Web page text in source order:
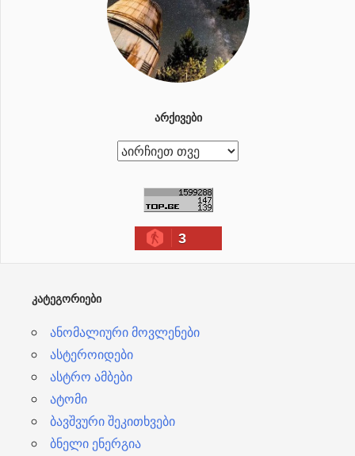
ᲐᲠᲥᲘᲕᲔᲑᲘ
ა
3
ᲙᲐᲢᲔᲒᲝᲠᲘᲔᲑᲘ
ანომალიური მოვლენები
ასტეროიდები
ასტრო ამბები
ატომი
ბავშვური შეკითხვები
ბნელი ენერგია